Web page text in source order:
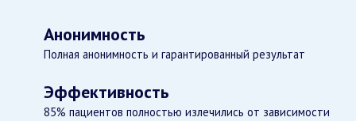
Анонимность
Полная анонимность и гарантированный результат
Эффективность
85% пациентов полностью излечились от зависимости